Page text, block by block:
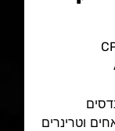
וטרינרים